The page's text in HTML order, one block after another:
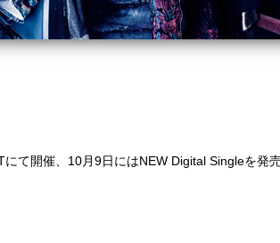
て開催、10月9日にはNEW Digital Singleを発